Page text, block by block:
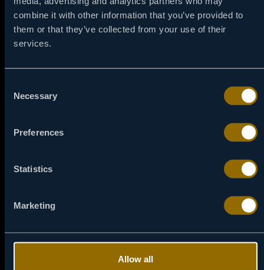
combine it with other information that you’ve provided to
them or that they’ve collected from your use of their
services.
Selection
Necessary
Preferences
Statistics
Marketing
Allow all
fanii horror vor avea ce să savureze – Ultimul exorcism și
Ceilalți, cu Nicole Kidman în rolul principal.
Salvați data în calendar! Cortina Viasat Kino se va ridica în
stelară de filme care traversează genuri și generații,